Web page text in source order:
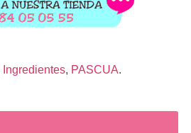
Ingredientes, PASCUA.